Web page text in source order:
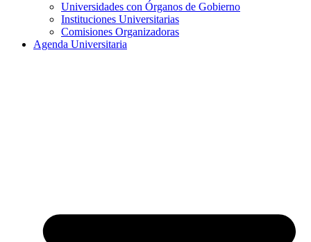
Universidades con Órganos de Gobierno
Instituciones Universitarias
Comisiones Organizadoras
Agenda Universitaria